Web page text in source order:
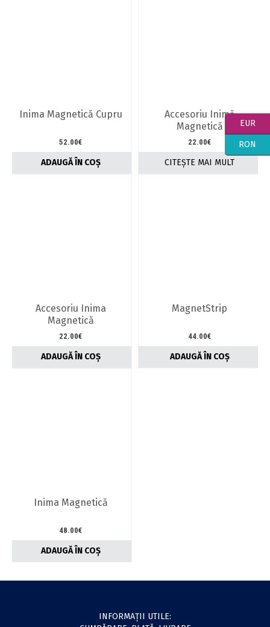
Inima Magnetică Cupru
52.00€
ADAUGĂ ÎN COȘ
Accesoriu Inimă
Magnetică
22.00€
CITEȘTE MAI MULT
Accesoriu Inima
Magnetică
22.00€
ADAUGĂ ÎN COȘ
MagnetStrip
44.00€
ADAUGĂ ÎN COȘ
Inima Magnetică
48.00€
ADAUGĂ ÎN COȘ
INFORMAŢII UTILE:
EUR
RON